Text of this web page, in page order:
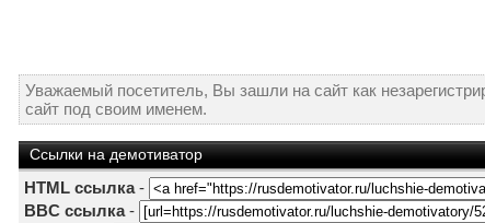
Уважаемый посетитель, Вы зашли на сайт как
сайт под своим именем.
Ссылки на демотиватор
HTML ссылка-
BBC ссылка-